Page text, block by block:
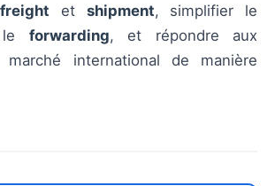
freight et shipment, simplifier le
forwarding, et répondre aux
international de manière